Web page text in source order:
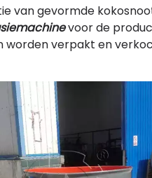
van gevormde
voor de
worden verpakt en